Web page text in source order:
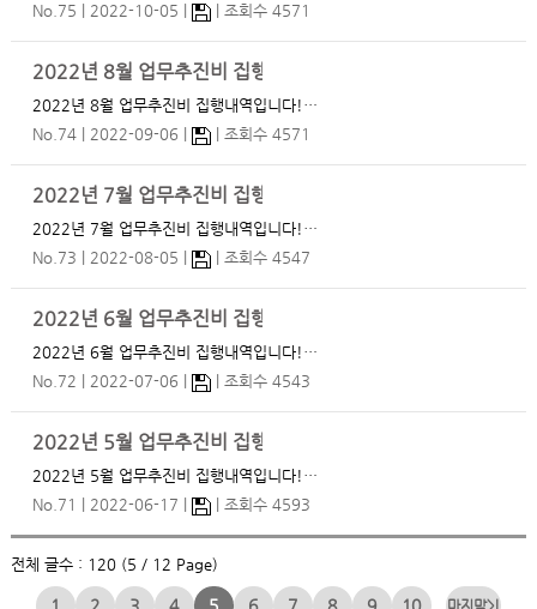
No.75
2022-10-05 조회수 4571
2022년 8월 업무추진비 집행내역
2022년 8월 업무추진비 집행내역입니다!…
No.74
2022-09-06 조회수 4571
2022년 7월 업무추진비 집행내역
2022년 7월 업무추진비 집행내역입니다!…
No.73
2022-08-05 조회수 4547
2022년 6월 업무추진비 집행내역
2022년 6월 업무추진비 집행내역입니다!…
No.72
2022-07-06 조회수 4543
2022년 5월 업무추진비 집행내역
2022년 5월 업무추진비 집행내역입니다!…
No.71
2022-06-17 조회수 4593
전체 글수 : 120 (5 / 12 Page)
>|